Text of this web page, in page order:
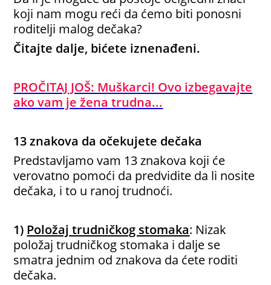
koji nam mogu reći da ćemo biti ponosni
roditelji malog dečaka?
Čitajte dalje, bićete iznenađeni.
PROČITAJ JOŠ: Muškarci! Ovo izbegavajte
ako vam je žena trudna...
13 znakova da očekujete dečaka
Predstavljamo vam 13 znakova koji će
verovatno pomoći da predvidite da li nosite
dečaka, i to u ranoj trudnoći.
1) Položaj trudničkog stomaka: Nizak
položaj trudničkog stomaka i dalje se
smatra jednim od znakova da ćete roditi
dečaka.